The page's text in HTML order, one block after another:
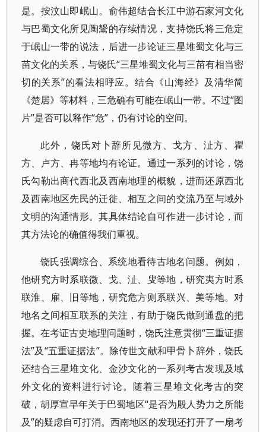
是。按汶山即岷山。俞伟超结合长江中游石家河文化
与巴蜀文化所见陶鬶的存续情况，支持饶氏将三危定
于岷山一带的说法，后进一步论证三星堆蜀文化与三
苗文化的关系，与饶氏“三星堆蜀文化与三苗有相当密
切的关系”的看法相呼应。结合《山海经》及清华简
《楚居》等材料，三危确有可能在岷山一带。不过“图
片”是否可以释作“危”，仍有讨论的空间。
此外，饶氏对卜辞所见微方、戈方、沚方、瞿
方、卢方、冉等地均有论证。通过一系列的讨论，饶
氏勾勒出商代西北及西南地理的概貌，进而还原西北
及西南地区先民的迁徙、相互之间的交流乃至与域外
文明的沟通情形。其具体结论自可作进一步讨论，而
其方法论的确值得我们重视。
饶氏强调综合、系统地看待古地名问题。例如，
他研究方时系联微、戈、沚、叟等地，研究夷方时系
联淮、雇、旧等地，研究危方则系联兴、美等地。对
地名之间相互联系的关注，有助于饶氏做到通盘的把
握。在考证古史地理问题时，饶氏注意贯彻“三重证据
法”及“五重证据法”。除传世文献和甲骨卜辞外，饶氏
还结合三星堆文化、金沙文化的一系列考古发现及域
外文化的资料进行讨论。随着三星堆文化考古的突
破，胡厚宣早年关于巴蜀地区“是否为殷人势力之所能
及”的疑虑自可打消。西南地区的发现还打开了一扇考